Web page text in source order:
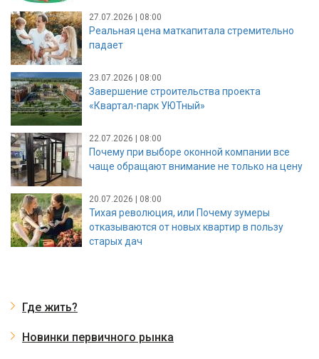
27.07.2026 | 08:00
Реальная цена маткапитала стремительно
падает
23.07.2026 | 08:00
Завершение строительства проекта
«Квартал-парк УЮТный»
22.07.2026 | 08:00
Почему при выборе оконной компании все
чаще обращают внимание не только на цену
20.07.2026 | 08:00
Тихая революция, или Почему зумеры
отказываются от новых квартир в пользу
старых дач
Где жить?
Новинки первичного рынка